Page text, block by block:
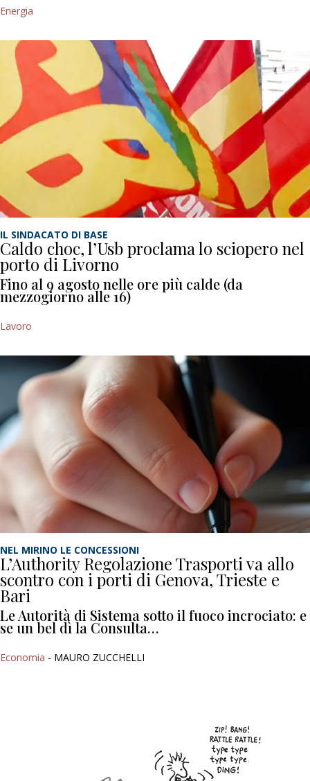
Energia
IL SINDACATO DI BASE
Caldo choc, l’Usb proclama lo sciopero nel
porto di Livorno
Fino al 9 agosto nelle ore più calde (da
mezzogiorno alle 16)
Lavoro
NEL MIRINO LE CONCESSIONI
L’Authority Regolazione Trasporti va allo
scontro con i porti di Genova, Trieste e
Bari
Le Autorità di Sistema sotto il fuoco incrociato: e
se un bel dì la Consulta…
Economia - MAURO ZUCCHELLI